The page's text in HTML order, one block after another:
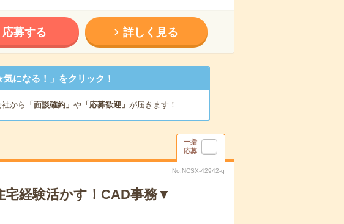
応募する 詳しく見る
になる！」をクリック！
から 「面談確約」 や「応募歓迎」 が届きます！
一括
応募
No.NCSX-42942-q
宅経験活かす！CAD事務▼